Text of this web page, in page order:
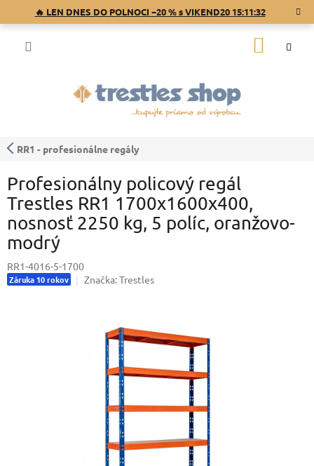
🔥 LEN DNES DO POLNOCI −20 % s VIKEND20 15:11:32
RR1 - profesionálne regály
Profesionálny policový regál
Trestles RR1 1700x1600x400,
nosnosť 2250 kg, 5 políc, oranžovo-
modrý
RR1-4016-5-1700
Záruka 10 rokov Značka:Trestles